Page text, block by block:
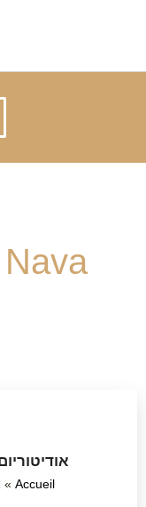
Accueil
»